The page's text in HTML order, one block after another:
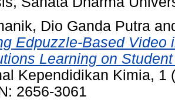
Dio Ganda Putra
Edpuzzle-Based Video
Learning on
Kependidikan Kimia, 1
2656-3061